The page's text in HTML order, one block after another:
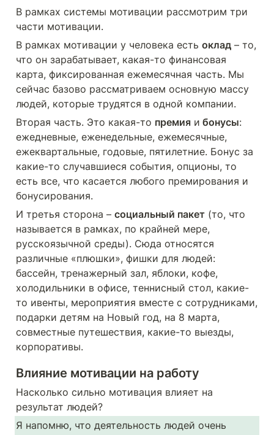
В рамках системы мотивации рассмотрим три
части мотивации.
В рамках мотивации у человека есть оклад – то,
что он зарабатывает, какая-то финансовая
карта, фиксированная ежемесячная часть. Мы
сейчас базово рассматриваем основную массу
людей, которые трудятся в одной компании.
Вторая часть. Это какая-то премия и бонусы:
ежедневные, еженедельные, ежемесячные,
ежеквартальные, годовые, пятилетние. Бонус за
какие-то случавшиеся события, опционы, то
есть все, что касается любого премирования и
бонусирования.
И третья сторона – социальный пакет (то, что
называется в рамках, по крайней мере,
русскоязычной среды). Сюда относятся
различные «плюшки», фишки для людей:
бассейн, тренажерный зал, яблоки, кофе,
холодильники в офисе, теннисный стол, какие-
то ивенты, мероприятия вместе с сотрудниками,
подарки детям на Новый год, на 8 марта,
совместные путешествия, какие-то выезды,
корпоративы.
Влияние мотивации на работу
Насколько сильно мотивация влияет на
результат людей?
Я напомню, что деятельность людей очень